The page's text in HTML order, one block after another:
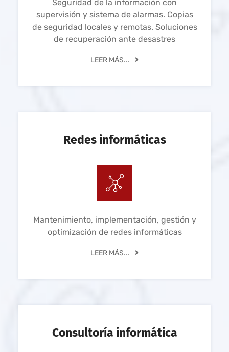
Seguridad de la información con
supervisión y sistema de alarmas. Copias
de seguridad locales y remotas. Soluciones
de recuperación ante desastres
LEER MÁS...
Redes informáticas
Mantenimiento, implementación, gestión y
optimización de redes informáticas
LEER MÁS...
Consultoría informática